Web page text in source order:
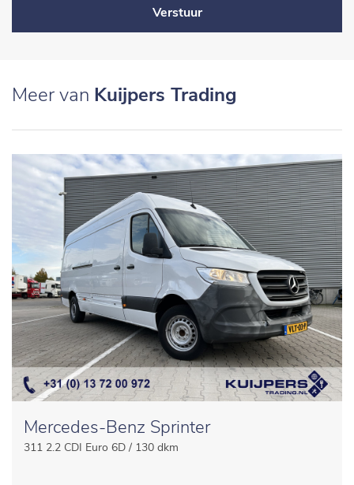
Verstuur
Meer van Kuijpers Trading
Mercedes-Benz Sprinter
311 2.2 CDI Euro 6D / 130 dkm